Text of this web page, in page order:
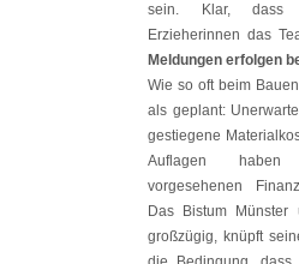
sein. Klar, dass
Erzieherinnen das
Meldungen erfolgen
Wie so oft beim
als geplant:
gestiegene
Auflagen haben
vorgesehenen
Das Bistum Münster
großzügig, knüpft